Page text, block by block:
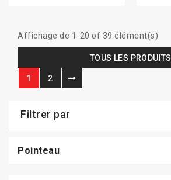
Affichage de 1-20 of 39 élément(s)
TOUS LES PRODUITS
1 2
Filtrer par
Pointeau